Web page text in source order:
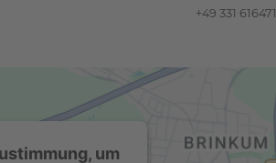
+49 331 616471
um